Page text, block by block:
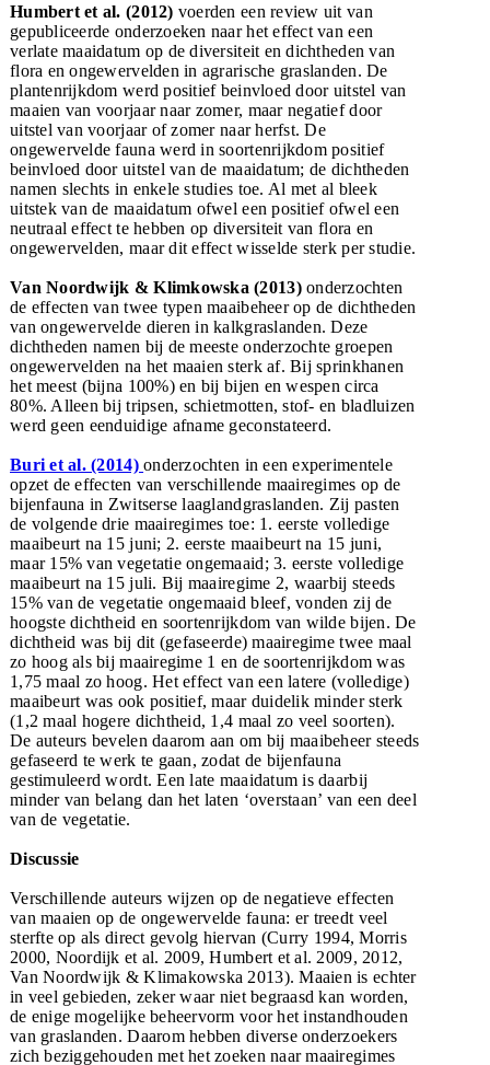
Humbert et al. (2012) voerden een review uit van
gepubliceerde onderzoeken naar het effect van een
verlate maaidatum op de diversiteit en dichtheden van
flora en ongewervelden in agrarische graslanden. De
plantenrijkdom werd positief beinvloed door uitstel van
maaien van voorjaar naar zomer, maar negatief door
uitstel van voorjaar of zomer naar herfst. De
ongewervelde fauna werd in soortenrijkdom positief
beinvloed door uitstel van de maaidatum; de dichtheden
namen slechts in enkele studies toe. Al met al bleek
uitstek van de maaidatum ofwel een positief ofwel een
neutraal effect te hebben op diversiteit van flora en
ongewervelden, maar dit effect wisselde sterk per studie.
Van Noordwijk & Klimkowska (2013)onderzochten
de effecten van twee typen maaibeheer op de dichtheden
van ongewervelde dieren in kalkgraslanden. Deze
dichtheden namen bij de meeste onderzochte groepen
ongewervelden na het maaien sterk af. Bij sprinkhanen
het meest (bijna 100%) en bij bijen en wespen circa
80%. Alleen bij tripsen, schietmotten, stof- en bladluizen
werd geen eenduidige afname geconstateerd.
Buri et al. (2014)onderzochten in een experimentele
opzet de effecten van verschillende maairegimes op de
bijenfauna in Zwitserse laaglandgraslanden. Zij pasten
de volgende drie maairegimes toe: 1. eerste volledige
maaibeurt na 15 juni; 2. eerste maaibeurt na 15 juni,
maar 15% van vegetatie ongemaaid; 3. eerste volledige
maaibeurt na 15 juli. Bij maairegime 2, waarbij steeds
15% van de vegetatie ongemaaid bleef, vonden zij de
hoogste dichtheid en soortenrijkdom van wilde bijen. De
dichtheid was bij dit (gefaseerde) maairegime twee maal
zo hoog als bij maairegime 1 en de soortenrijkdom was
1,75 maal zo hoog. Het effect van een latere (volledige)
maaibeurt was ook positief, maar duidelik minder sterk
(1,2 maal hogere dichtheid, 1,4 maal zo veel soorten).
De auteurs bevelen daarom aan om bij maaibeheer steeds
gefaseerd te werk te gaan, zodat de bijenfauna
gestimuleerd wordt. Een late maaidatum is daarbij
minder van belang dan het laten ‘overstaan’ van een deel
van de vegetatie.
Discussie
Verschillende auteurs wijzen op de negatieve effecten
van maaien op de ongewervelde fauna: er treedt veel
sterfte op als direct gevolg hiervan (Curry 1994, Morris
2000, Noordijk et al. 2009, Humbert et al. 2009, 2012,
Van Noordwijk & Klimakowska 2013). Maaien is echter
in veel gebieden, zeker waar niet begraasd kan worden,
de enige mogelijke beheervorm voor het instandhouden
van graslanden. Daarom hebben diverse onderzoekers
zich beziggehouden met het zoeken naar maairegimes